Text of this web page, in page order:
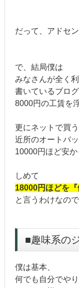
だって、アドセ
で、結局僕は
みなさんが全く
書いているブロ
8000円の工賃を
更にネットで買
近所のオートバ
10000円ほど安か
しめて
18000円ほどを『
と言うわけなので
■趣味系の
僕は基本、
何でも自分でや